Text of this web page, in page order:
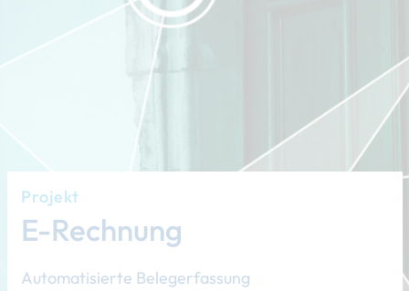
Projekt
E-Rechnung
Automatisierte Belegerfassung